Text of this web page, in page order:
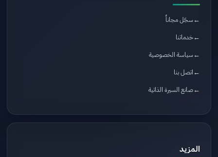
سجّل مجاناً
خدماتنا
سياسة الخصوصية
اتصل بنا
صانع السيرة الذاتية
المزيد